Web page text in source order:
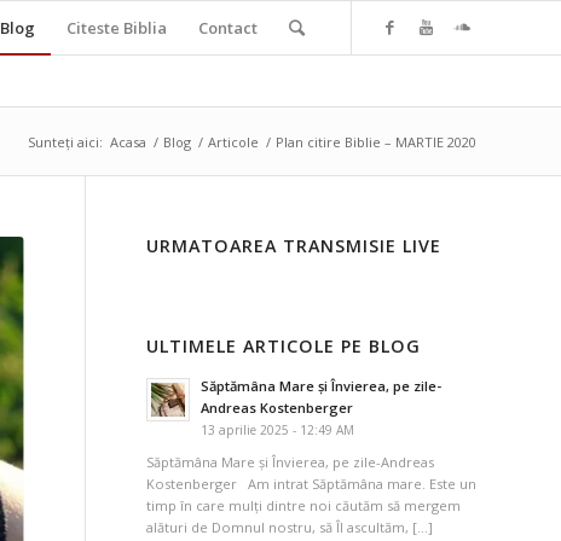
Blog Citeste Biblia Contact
Sunteți aici: Acasa / Blog / Articole / Plan citire Biblie – MARTIE 2020
URMATOAREA TRANSMISIE LIVE
ULTIMELE ARTICOLE PE BLOG
Săptămâna Mare și Învierea, pe zile-
Andreas Kostenberger
13 aprilie 2025 - 12:49 AM
Săptămâna Mare și Învierea, pe zile-Andreas
Kostenberger Am intrat Săptămâna mare. Este un
timp în care mulți dintre noi căutăm să mergem
alături de Domnul nostru, să Îl ascultăm, […]